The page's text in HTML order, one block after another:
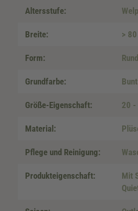
Altersstufe:
Breite: >
Form: Rund
Grundfarbe: Bunt
Größe-Eigenschaft: 20 -
Material:
Pflege und Reinigung:
Produkteigenschaft: Mit